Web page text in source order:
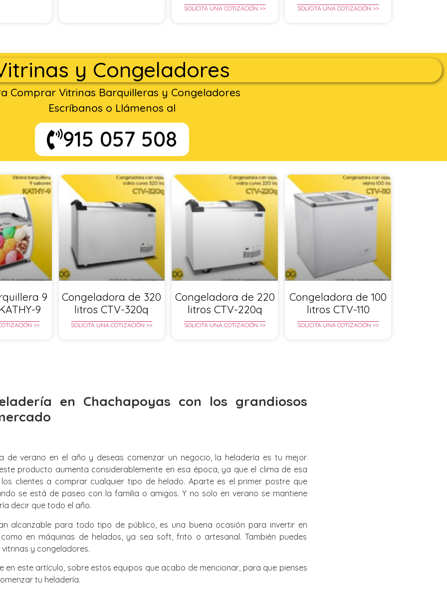
SOLICITA UNA COTIZACIÓN >> SOLICITA UNA COTIZACIÓN >>
y Congeladores
Comprar Vitrinas Barquilleras y Congeladores
Escríbanos o Llámenos al
915 057 508
9
9
>>
Congeladora de 320
litros CTV-320q
SOLICITA UNA COTIZACIÓN >>
Congeladora de 220
litros CTV-220q
SOLICITA UNA COTIZACIÓN >>
Congeladora de 100
litros CTV-110
SOLICITA UNA COTIZACIÓN >>
en Chachapoyas con los grandiosos
de verano en el año y deseas comenzar un negocio, la heladería es tu mejor
producto aumenta considerablemente en esa época, ya que el clima de esa
clientes a comprar cualquier tipo de helado. Aparte es el primer postre que
se está de paseo con la familia o amigos. Y no solo en verano se mantiene
decir que todo el año.
alcanzable para todo tipo de público, es una buena ocasión para invertir en
en máquinas de helados, ya sea soft, frito o artesanal. También puedes
y congeladores.
en este artículo, sobre estos equipos que acabo de mencionar, para que pienses
tu heladería.